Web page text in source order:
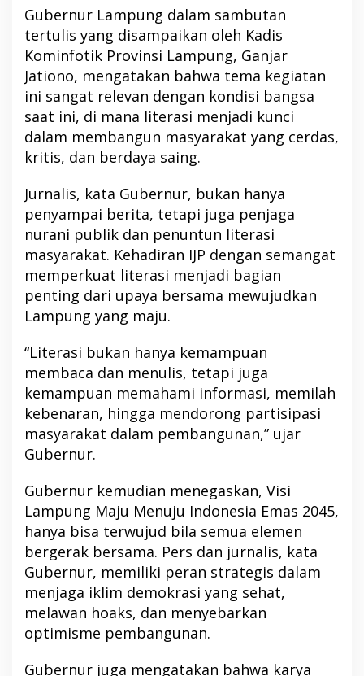
Gubernur Lampung dalam sambutan
tertulis yang disampaikan oleh Kadis
Kominfotik Provinsi Lampung, Ganjar
Jationo, mengatakan bahwa tema kegiatan
ini sangat relevan dengan kondisi bangsa
saat ini, di mana literasi menjadi kunci
dalam membangun masyarakat yang cerdas,
kritis, dan berdaya saing.
Jurnalis, kata Gubernur, bukan hanya
penyampai berita, tetapi juga penjaga
nurani publik dan penuntun literasi
masyarakat. Kehadiran IJP dengan semangat
memperkuat literasi menjadi bagian
penting dari upaya bersama mewujudkan
Lampung yang maju.
“Literasi bukan hanya kemampuan
membaca dan menulis, tetapi juga
kemampuan memahami informasi, memilah
kebenaran, hingga mendorong partisipasi
masyarakat dalam pembangunan,” ujar
Gubernur.
Gubernur kemudian menegaskan, Visi
Lampung Maju Menuju Indonesia Emas 2045,
hanya bisa terwujud bila semua elemen
bergerak bersama. Pers dan jurnalis, kata
Gubernur, memiliki peran strategis dalam
menjaga iklim demokrasi yang sehat,
melawan hoaks, dan menyebarkan
optimisme pembangunan.
Gubernur juga mengatakan bahwa karya